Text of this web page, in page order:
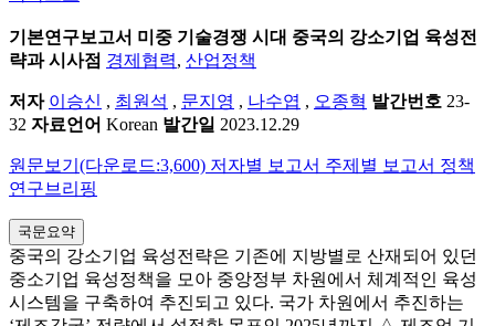
기본연구보고서 미중 기술경쟁 시대 중국의 강소기업 육성전
략과 시사점 경제협력, 산업정책
저자 이승신 , 최원석 , 문지영 , 나수엽 , 오종혁 발간번호 23-
32 자료언어 Korean 발간일 2023.12.29
원문보기(다운로드:3,600) 저자별 보고서 주제별 보고서 정책
연구브리핑
국문요약
중국의 강소기업 육성전략은 기존에 지방별로 산재되어 있던
중소기업 육성정책을 모아 중앙정부 차원에서 체계적인 육성
시스템을 구축하여 추진되고 있다. 국가 차원에서 추진하는